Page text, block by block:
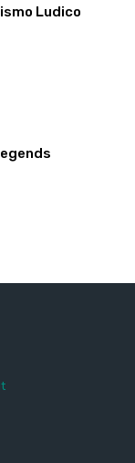
Ludico